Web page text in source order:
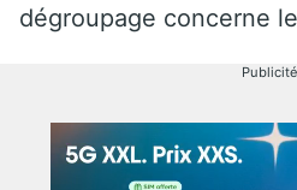
dégroupage concerne le
Publicité